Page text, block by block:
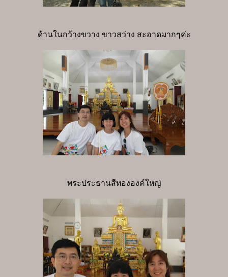
ด้านในกว้างขวาง ขาวสว่าง สะอาดมากๆค่ะ
พระประธานสีทององค์ใหญ่